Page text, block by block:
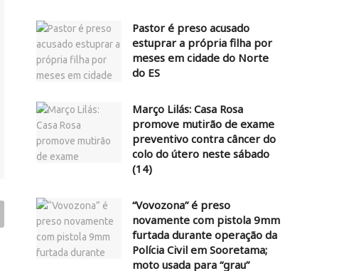
Pastor é preso acusado
estuprar a própria filha por
meses em cidade do Norte
do ES
Março Lilás: Casa Rosa
promove mutirão de exame
preventivo contra câncer do
colo do útero neste sábado
(14)
“Vovozona” é preso
novamente com pistola 9mm
furtada durante operação da
Polícia Civil em Sooretama;
moto usada para “grau”